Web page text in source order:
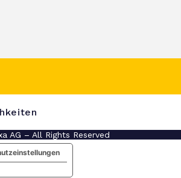
AG – All Rights Reserved